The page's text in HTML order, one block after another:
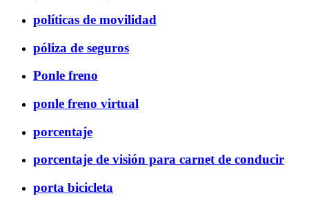
políticas de movilidad
póliza de seguros
Ponle freno
ponle freno virtual
porcentaje
porcentaje de visión para carnet de conducir
porta bicicleta